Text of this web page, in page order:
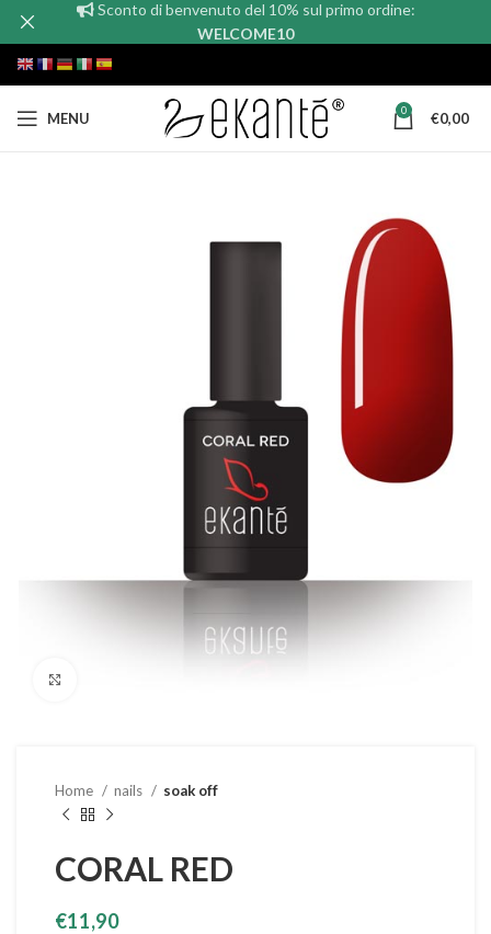
MENU 0 €0,00
Home nails soak off
CORAL RED
€11,90
Sconto di benvenuto del 10% sul primo ordine:
WELCOME10